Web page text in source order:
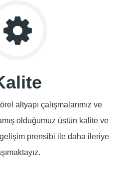
altyapı çalışmalarımız ve
olduğumuz üstün kalite ve
prensibi ile daha ileriye